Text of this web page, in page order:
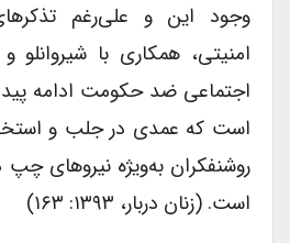
وجود این و علی‌رغم تذکرهای
امنیتی، همکاری با شیروانلو
اجتماعی ضد حکومت ادامه پیدا
است که عمدی در جلب و
روشنفکران به‌ویژه نیروهای چپ
است. (زنان دربار، ۱۳۹۳: ۱۶۳)